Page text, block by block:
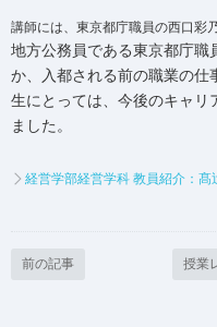
講師には、東京都庁職員の西口彩
地方公務員である東京都庁職
か、入都される前の職業の仕
生にとっては、今後のキャリ
ました。
経営学部経営学科 教員紹介：髙
前の記事 授業